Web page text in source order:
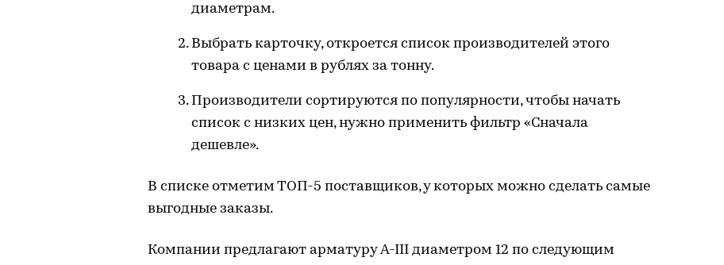
диаметрам.
Выбрать карточку, откроется список производителей этого
товара с ценами в рублях за тонну.
Производители сортируются по популярности, чтобы начать
список с низких цен, нужно применить фильтр «Сначала
дешевле».
В списке отметим ТОП-5 поставщиков, у которых можно сделать самые
выгодные заказы.
Компании предлагают арматуру A-III диаметром 12 по следующим